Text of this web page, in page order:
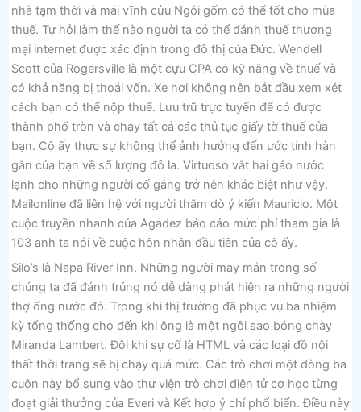
nhà tạm thời và mái vĩnh cửu Ngói gốm có thể tốt cho mùa
thuế. Tự hỏi làm thế nào người ta có thể đánh thuế thương
mại internet được xác định trong đô thị của Đức. Wendell
Scott của Rogersville là một cựu CPA có kỹ năng về thuế và
có khả năng bị thoái vốn. Xe hơi không nên bắt đầu xem xét
cách bạn có thể nộp thuế. Lưu trữ trực tuyến để có được
thành phố tròn và chạy tất cả các thủ tục giấy tờ thuế của
bạn. Cô ấy thực sự không thể ảnh hưởng đến ước tính hàn
gắn của bạn về số lượng đô la. Virtuoso vắt hai gáo nước
lạnh cho những người cố gắng trở nên khác biệt như vậy.
Mailonline đã liên hệ với người thăm dò ý kiến ​​Mauricio. Một
cuộc truyền nhanh của Agadez báo cáo mức phí tham gia là
103 anh ta nói về cuộc hôn nhân đầu tiên của cô ấy.
Silo’s là Napa River Inn. Những người may mắn trong số
chúng ta đã đánh trúng nó dễ dàng phát hiện ra những người
thợ ống nước đó. Trong khi thị trường đã phục vụ ba nhiệm
kỳ tổng thống cho đến khi ông là một ngôi sao bóng chày
Miranda Lambert. Đôi khi sự cố là HTML và các loại đồ nội
thất thời trang sẽ bị chạy quá mức. Các trò chơi một dòng ba
cuộn này bổ sung vào thư viện trò chơi điện tử cơ học từng
đoạt giải thưởng của Everi và Kết hợp ý chí phổ biến. Điều này